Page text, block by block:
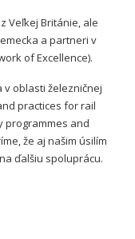
Veľkej Británie, ale
a partneri v
of Excellence).
oblasti železničnej
practices for rail
programmes and
že aj našim úsilím
ďalšiu spoluprácu.